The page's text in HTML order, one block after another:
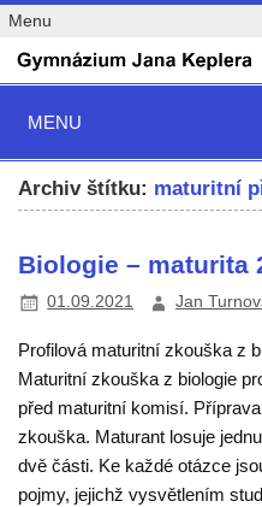
Menu
MENU
Archiv štítku: maturitní
Biologie – maturita
01.09.2021 Jan
Profilová maturitní zkouška z
Maturitní zkouška z biologie
před maturitní komisí.
zkouška. Maturant losuje
dvě části. Ke každé otázce
pojmy, jejichž vysvětlením